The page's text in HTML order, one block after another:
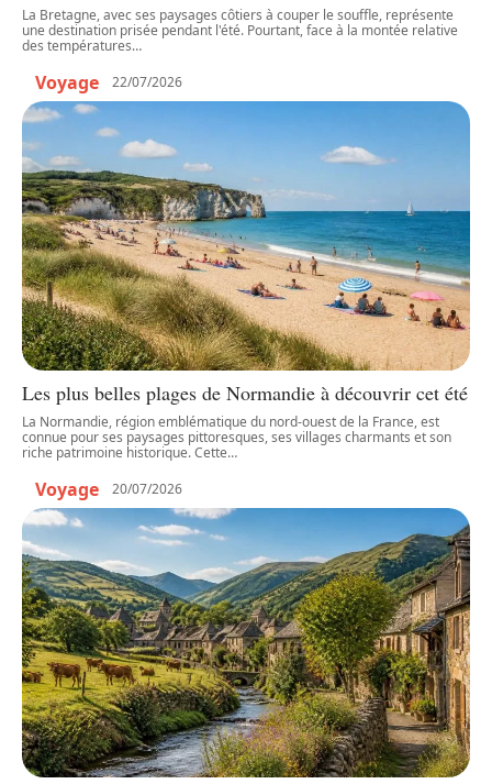
La Bretagne, avec ses paysages côtiers à couper le souffle, représente
une destination prisée pendant l'été. Pourtant, face à la montée relative
des températures…
Voyage 22/07/2026
Les plus belles plages de Normandie à découvrir cet été
La Normandie, région emblématique du nord-ouest de la France, est
connue pour ses paysages pittoresques, ses villages charmants et son
riche patrimoine historique. Cette…
Voyage 20/07/2026